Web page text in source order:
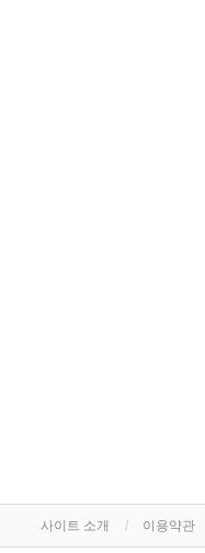
사이트 소개 이용약관